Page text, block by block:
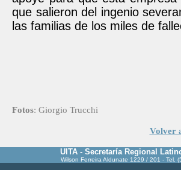
que salieron del ingenio
las familias de los miles de
Fotos: Giorgio Trucchi
Volver
UITA - Secretaría Regional
Wilson Ferreira Aldunate 1229 / 201 -